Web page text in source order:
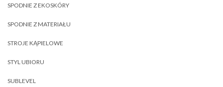
SPODNIE Z EKOSKÓRY
SPODNIE Z MATERIAŁU
STROJE KĄPIELOWE
STYL UBIORU
SUBLEVEL